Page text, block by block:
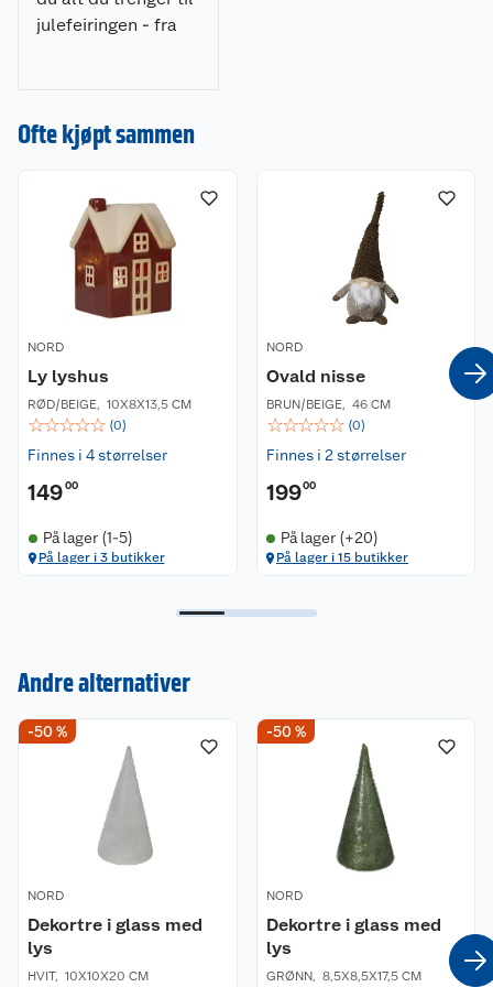
julefeiringen - fra
juletrær. Gjør
Ofte kjøpt sammen
NORD
Ly lyshus
RØD/BEIGE, 10X8X13,5 CM
☆☆☆☆☆ (0)
Finnes i 4 størrelser
14900
På lager (1-5)
På lager i 3 butikker
NORD
Ovald nisse
BRUN/BEIGE, 46 CM
☆☆☆☆☆ (0)
Finnes i 2 størrelser
19900
På lager (+20)
På lager i 15 butikker
Andre alternativer
-50 %
NORD
Dekortre i glass med
lys
HVIT, 10X10X20 CM
-50 %
NORD
Dekortre i glass med
lys
GRØNN, 8,5X8,5X17,5 CM
Våre merkevarer
Kundeservice
Kontakt oss
Angre- og returrett
Ofte stilte spørsmål